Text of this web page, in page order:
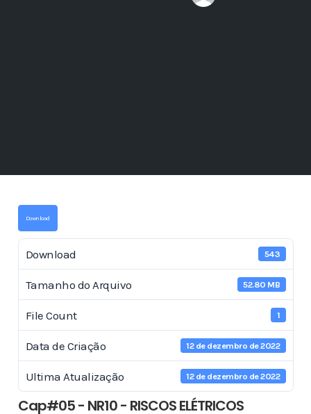
Download
Download 543
Tamanho do Arquivo 52.80 MB
File Count 1
Data de Criação 12 de dezembro de 2022
Ultima Atualização 12 de dezembro de 2022
Cap#05 - NR10 - RISCOS ELÉTRICOS